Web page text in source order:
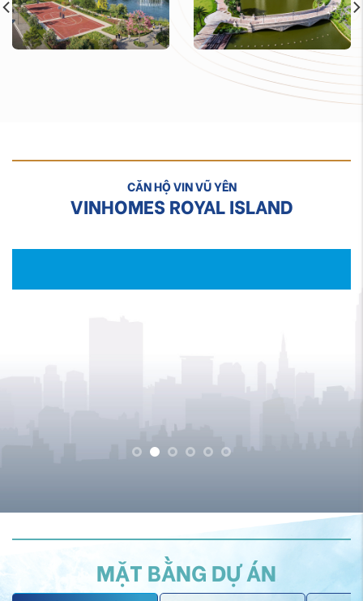
CĂN HỘ VIN VŨ YÊN
VINHOMES ROYAL ISLAND
MẶT BẰNG DỰ ÁN